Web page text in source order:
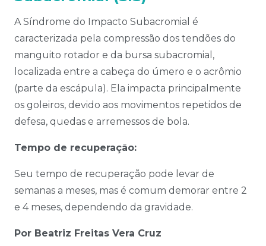
A Síndrome do Impacto Subacromial é
caracterizada pela compressão dos tendões do
manguito rotador e da bursa subacromial,
localizada entre a cabeça do úmero e o acrômio
(parte da escápula). Ela impacta principalmente
os goleiros, devido aos movimentos repetidos de
defesa, quedas e arremessos de bola.
Tempo de recuperação:
Seu tempo de recuperação pode levar de
semanas a meses, mas é comum demorar entre 2
e 4 meses, dependendo da gravidade.
Por Beatriz Freitas Vera Cruz